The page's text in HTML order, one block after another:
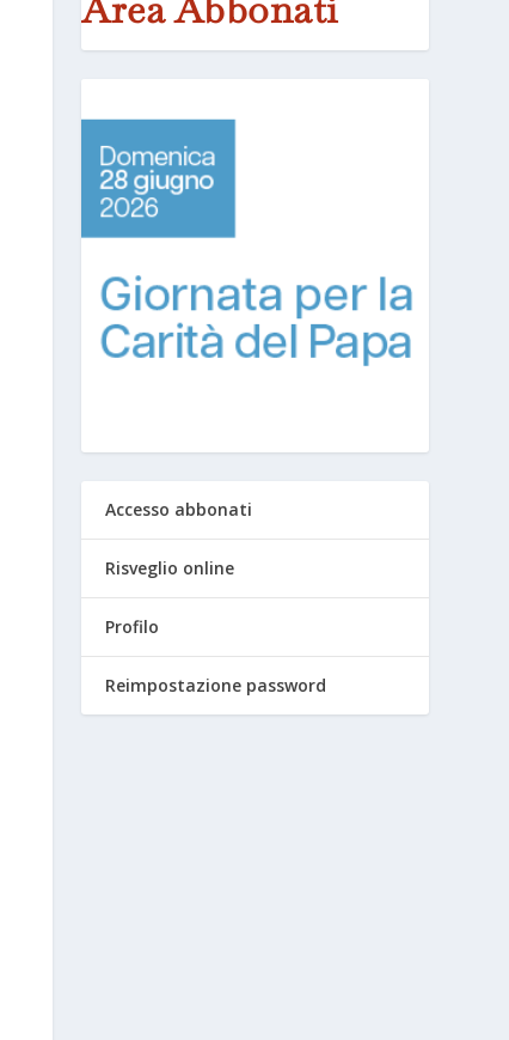
Accesso abbonati
Risveglio online
Profilo
Reimpostazione password